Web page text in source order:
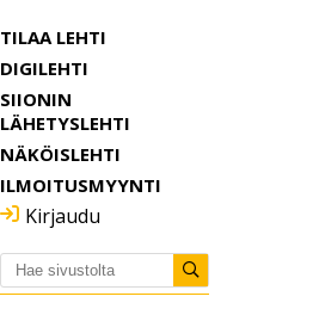
TILAA LEHTI
DIGILEHTI
SIIONIN
LÄHETYSLEHTI
NÄKÖISLEHTI
ILMOITUSMYYNTI
Kirjaudu